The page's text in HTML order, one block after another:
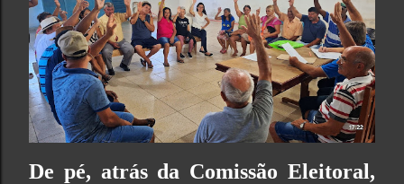
De pé, atrás da Comissão Eleitoral,